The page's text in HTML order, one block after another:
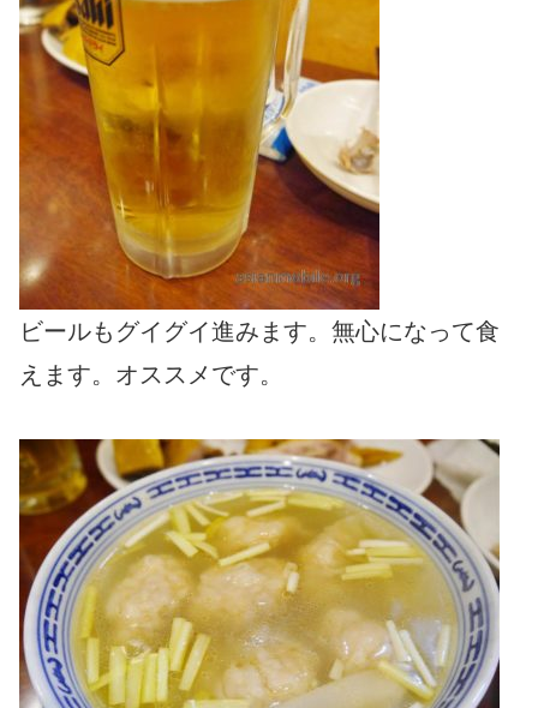
ビールもグイグイ進みます。無心になって食
えます。オススメです。